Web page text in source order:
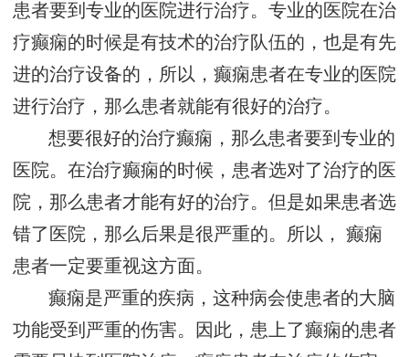
患者要到专业的医院进行治疗。专业的医院在治
疗癫痫的时候是有技术的治疗队伍的，也是有先
进的治疗设备的，所以，癫痫患者在专业的医院
进行治疗，那么患者就能有很好的治疗。
想要很好的治疗癫痫，那么患者要到专业的
医院。在治疗癫痫的时候，患者选对了治疗的医
院，那么患者才能有好的治疗。但是如果患者选
错了医院，那么后果是很严重的。所以， 癫痫
患者一定要重视这方面。
癫痫是严重的疾病，这种病会使患者的大脑
功能受到严重的伤害。因此，患上了癫痫的患者